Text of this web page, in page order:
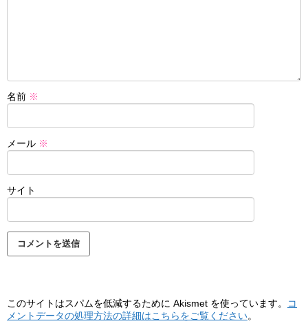
名前 ※
メール ※
サイト
このサイトはスパムを低減するために Akismet を使っています。
コ
メントデータの処理方法の詳細はこちらをご覧ください。